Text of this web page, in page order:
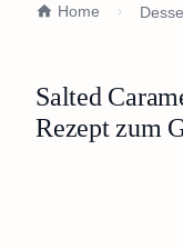
Home
Salted
Rezept zum